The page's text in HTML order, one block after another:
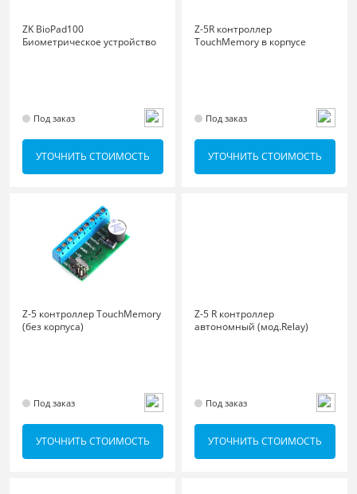
ZK BioPad100
Биометрическое устройство
Под заказ
УТОЧНИТЬ СТОИМОСТЬ
Z-5R контроллер
TouchMemory в корпусе
Под заказ
УТОЧНИТЬ СТОИМОСТЬ
Z-5 контроллер TouchMemory
(без корпуса)
Под заказ
УТОЧНИТЬ СТОИМОСТЬ
Z-5 R контроллер
автономный (мод.Relay)
Под заказ
УТОЧНИТЬ СТОИМОСТЬ